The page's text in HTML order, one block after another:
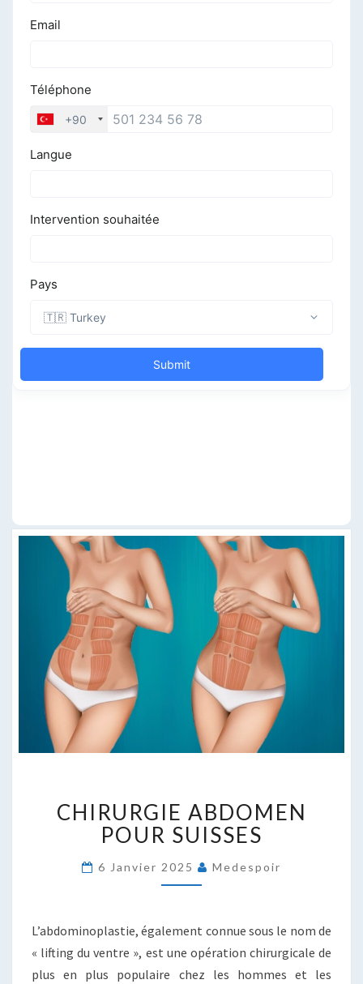
ABDOMEN
POUR
SUISSES
CHIRURGIE ABDOMEN
POUR SUISSES
6 Janvier 2025 Medespoir
L’abdominoplastie, également connue sous le nom de
« lifting du ventre », est une opération chirurgicale de
plus en plus populaire chez les hommes et les